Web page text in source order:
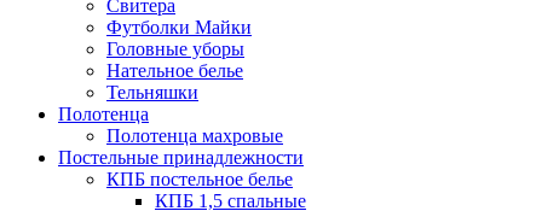
Свитера
Футболки Майки
Головные уборы
Нательное белье
Тельняшки
Полотенца
Полотенца махровые
Постельные принадлежности
КПБ постельное белье
КПБ 1,5 спальные